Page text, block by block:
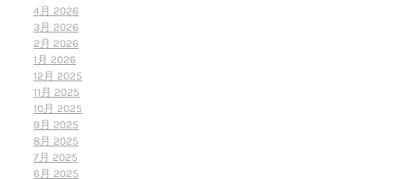
4月 2026
3月 2026
2月 2026
1月 2026
12月 2025
11月 2025
10月 2025
9月 2025
8月 2025
7月 2025
6月 2025